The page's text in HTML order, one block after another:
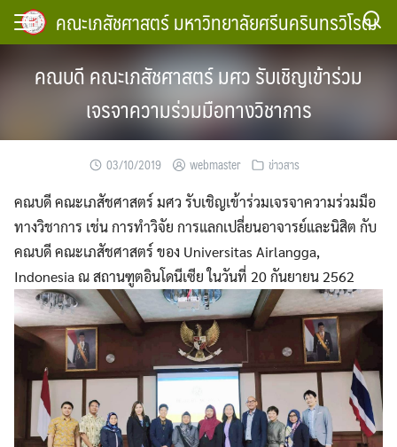
Skip
คณะเภสัชศาสตร์ มหาวิทยาลัยศรีนครินทรวิโรฒ
คณบดี คณะเภสัชศาสตร์ มศว รับเชิญเข้าร่วม
เจรจาความร่วมมือทางวิชาการ
03/10/2019 webmaster ข่าวสาร
คณบดี คณะเภสัชศาสตร์ มศว รับเชิญเข้าร่วมเจรจาความร่วมมือ
ทางวิชาการ เช่น การทำวิจัย การแลกเปลี่ยนอาจารย์และนิสิต กับ
คณบดี คณะเภสัชศาสตร์ ของ Universitas Airlangga,
Indonesia ณ สถานฑูตอินโดนีเซีย ในวันที่ 20 กันยายน 2562